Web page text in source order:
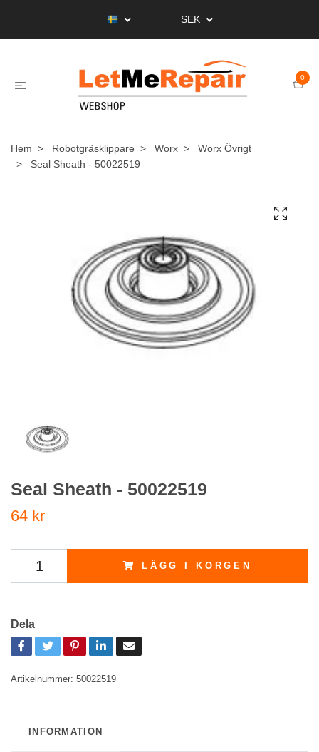
SEK
0
Hem Robotgräsklippare Worx
Worx Övrigt
Seal Sheath - 50022519
Seal Sheath - 50022519
64 kr
LÄGG I KORGEN
Dela
Artikelnummer: 50022519
INFORMATION